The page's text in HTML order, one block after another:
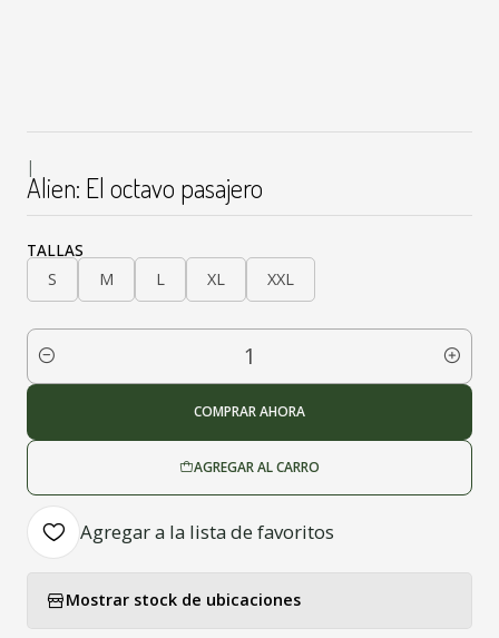
|
Alien: El octavo pasajero
TALLAS
S
M L XL XXL
Cantidad
AGREGAR AL CARRO
COMPRAR AHORA
Agregar a la lista de favoritos
Mostrar stock de ubicaciones